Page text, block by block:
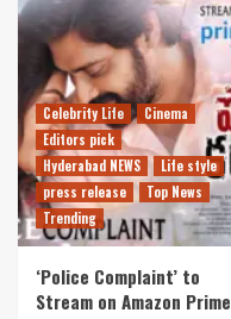
Celebrity Life
Cinema
Editors pick
Hyderabad NEWS
Life style
press release
Top News
Trending
‘Police Complaint’ to
Stream on Amazon Prime